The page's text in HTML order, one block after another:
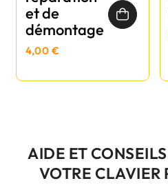
et de
démontage
4,00 €
AIDE ET
VOTRE CLAVIER